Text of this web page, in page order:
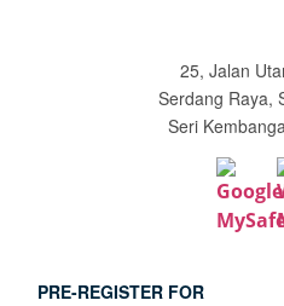
25, Jalan
Serdang Raya,
Seri
PRE-REGISTER FOR